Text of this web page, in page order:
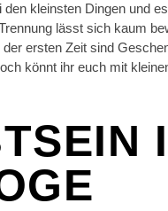
kleinsten Dingen und
lässt sich kaum
ersten Zeit sind
könnt ihr euch mit